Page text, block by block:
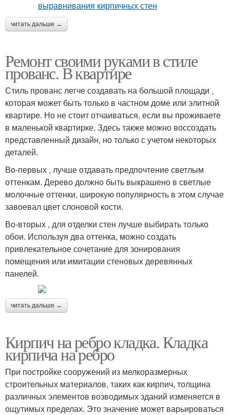
читать дальше →
Ремонт своими руками в стиле
прованс. В квартире
Стиль прованс легче создавать на большой площади ,
которая может быть только в частном доме или элитной
квартире. Но не стоит отчаиваться, если вы проживаете
в маленькой квартирке. Здесь также можно воссоздать
представленный дизайн, но только с учетом некоторых
деталей.
Во-первых , лучше отдавать предпочтение светлым
оттенкам. Дерево должно быть выкрашено в светлые
молочные оттенки, широкую популярность в этом случае
завоевал цвет слоновой кости.
Во-вторых , для отделки стен лучше выбирать только
обои. Используя два оттенка, можно создать
привлекательное сочетание для зонирования
помещения или имитации стеновых деревянных
панелей.
читать дальше →
Кирпич на ребро кладка. Кладка
кирпича на ребро
При постройке сооружений из мелкоразмерных
строительных материалов, таких как кирпич, толщина
различных элементов возводимых зданий изменяется в
ощутимых пределах. Это значение может варьироваться